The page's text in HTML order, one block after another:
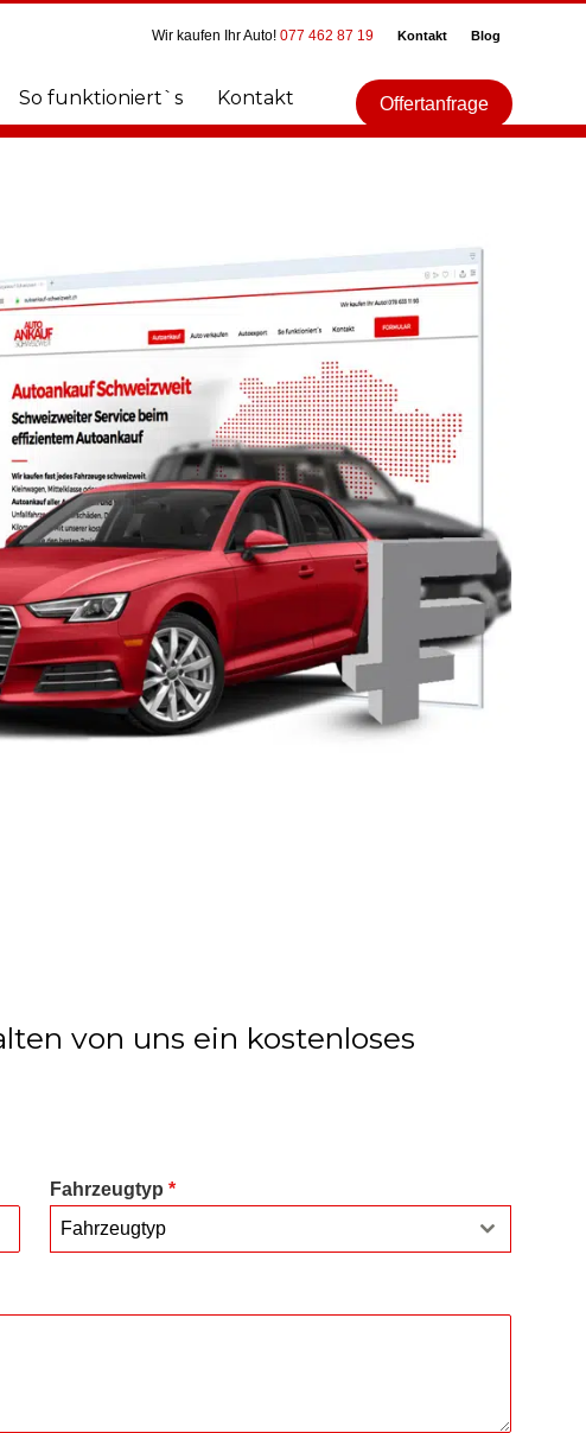
Wir kaufen Ihr Auto! 077 462 87 19 Kontakt Blog
So funktioniert`s Kontakt Offertanfrage
von uns ein kostenloses
Fahrzeugtyp *
Fahrzeugtyp